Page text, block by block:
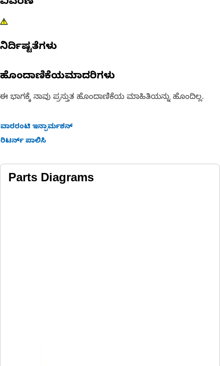
ವಿವರಣೆ
ನಿರ್ದಿಷ್ಟತೆಗಳು
ಹೊಂದಾಣಿಕೆಯಮಾದರಿಗಳು
ಈ ಭಾಗಕ್ಕೆ ನಾವು ಪ್ರಸ್ತುತ ಹೊಂದಾಣಿಕೆಯ ಮಾಹಿತಿಯನ್ನು ಹೊಂದಿಲ್ಲ.
ವಾರರಂಟಿ ಇನ್ಫಾರ್ಮಶನ್
ರಿಟರ್ನ್ ಪಾಲಿಸಿ
Parts Diagrams